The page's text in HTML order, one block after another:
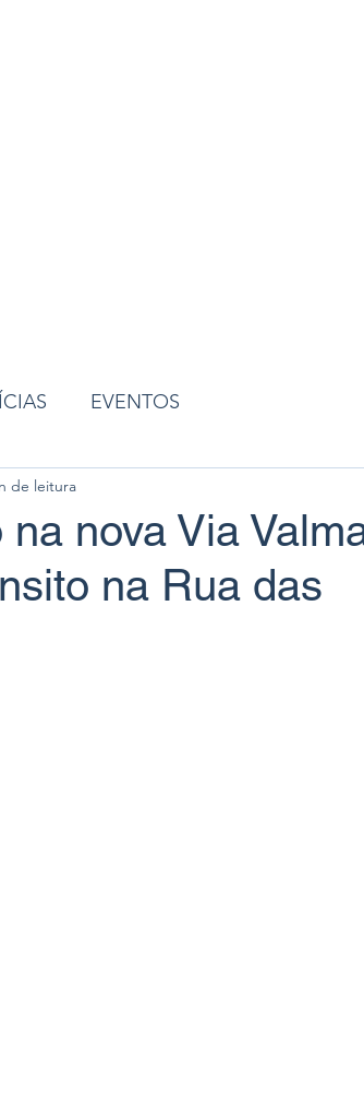
EVENTOS
nova Via
na Rua das
de leitura